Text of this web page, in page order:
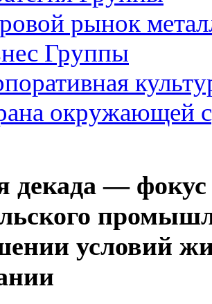
рынок
Группы
окружающей
декада — фокус
условий